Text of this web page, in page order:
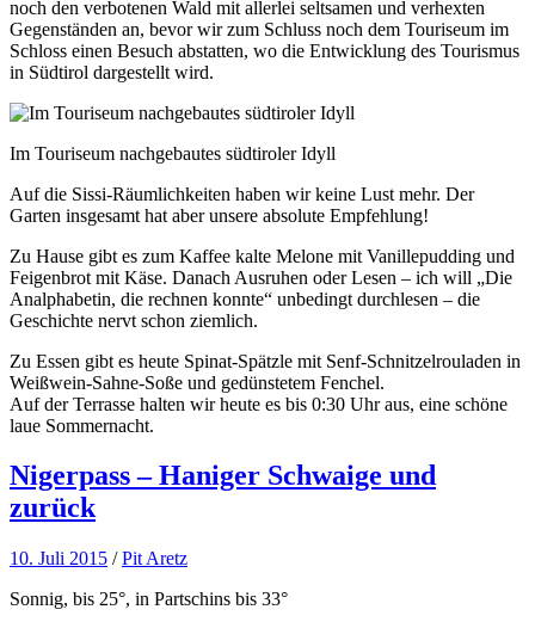
noch den verbotenen Wald mit allerlei seltsamen und verhexten
Gegenständen an, bevor wir zum Schluss noch dem Touriseum im
Schloss einen Besuch abstatten, wo die Entwicklung des Tourismus
in Südtirol dargestellt wird.
Im Touriseum nachgebautes südtiroler Idyll
Auf die Sissi-Räumlichkeiten haben wir keine Lust mehr. Der
Garten insgesamt hat aber unsere absolute Empfehlung!
Zu Hause gibt es zum Kaffee kalte Melone mit Vanillepudding und
Feigenbrot mit Käse. Danach Ausruhen oder Lesen – ich will „Die
Analphabetin, die rechnen konnte“ unbedingt durchlesen – die
Geschichte nervt schon ziemlich.
Zu Essen gibt es heute Spinat-Spätzle mit Senf-Schnitzelrouladen in
Weißwein-Sahne-Soße und gedünstetem Fenchel.
Auf der Terrasse halten wir heute es bis 0:30 Uhr aus, eine schöne
laue Sommernacht.
Nigerpass – Haniger Schwaige und
zurück
10. Juli 2015 /Pit Aretz
Sonnig, bis 25°, in Partschins bis 33°